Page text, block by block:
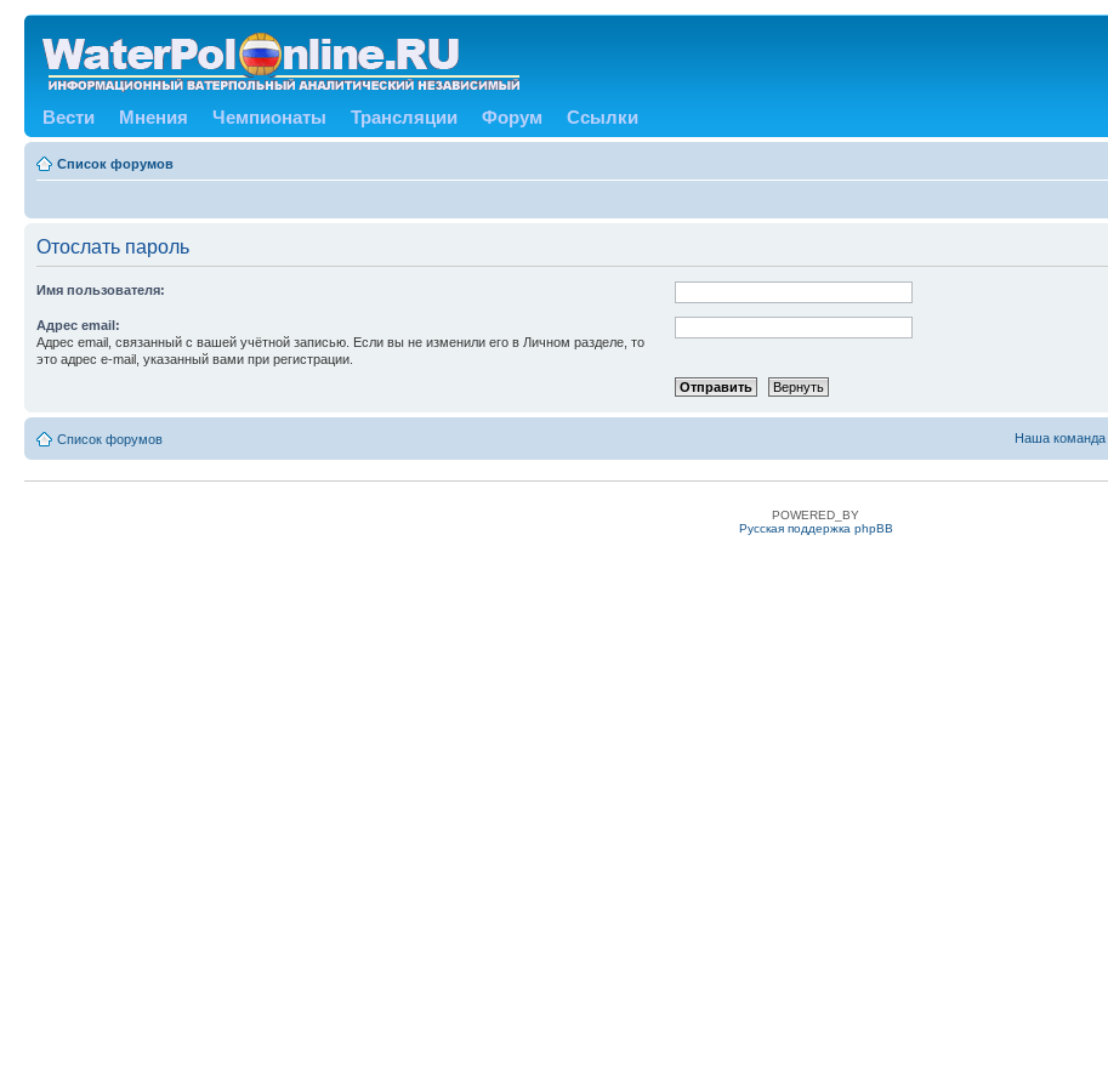
Вести Мнения Чемпионаты Трансляции Форум Ссылки
Список форумов
Отослать пароль
Имя пользователя:
Адрес email:
Адрес email, связанный с вашей учётной записью. Если вы не изменили его в Личном разделе, то
это адрес e-mail, указанный вами при регистрации.
Список форумов Наша команда
POWERED_BY
Русская поддержка phpBB